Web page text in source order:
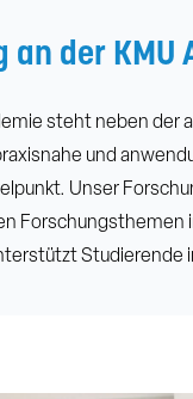
an der KMU
steht neben der
und
Unser
Forschungsthemen
Studierende